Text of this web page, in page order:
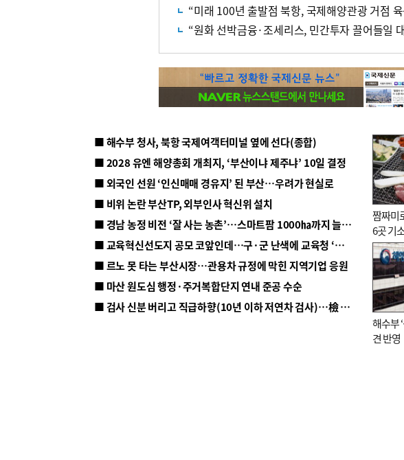
“미래 100년 출발점 북항, 국제해양관광 거점
“원화 선박금융·조세리스, 민간투자 끌어들일
■ 해수부 청사, 북항 국제여객터미널 옆에 선다(종합)
■ 2028 유엔 해양총회 개최지, ‘부산이냐 제주냐’ 10일 결정
■ 외국인 선원 ‘인신매매 경유지’ 된 부산…우려가 현실로
■ 비위 논란 부산TP, 외부인사 혁신위 설치
■ 경남 농정 비전 ‘잘 사는 농촌’…스마트팜 1000㏊까지 늘린다
■ 교육혁신선도지 공모 코앞인데…구·군 난색에 교육청 ‘쩔쩔’
■ 르노 못 타는 부산시장…관용차 규정에 막힌 지역기업 응원
■ 마산 원도심 행정·주거복합단지 연내 준공 수순
■ 검사 신분 버리고 직급하향(10년 이하 저연차 검사)…檢 중수청행 기피
짬짜미
6곳 기
해수부
견 반영